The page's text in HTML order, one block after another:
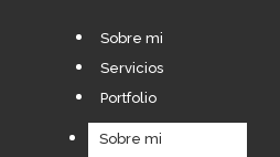
Sobre mi
Servicios
Portfolio
Sobre mi